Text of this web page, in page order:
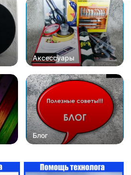
Аксессуары
Блог